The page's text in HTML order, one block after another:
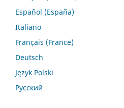
Español (España)
Italiano
Français (France)
Deutsch
Język Polski
Русский